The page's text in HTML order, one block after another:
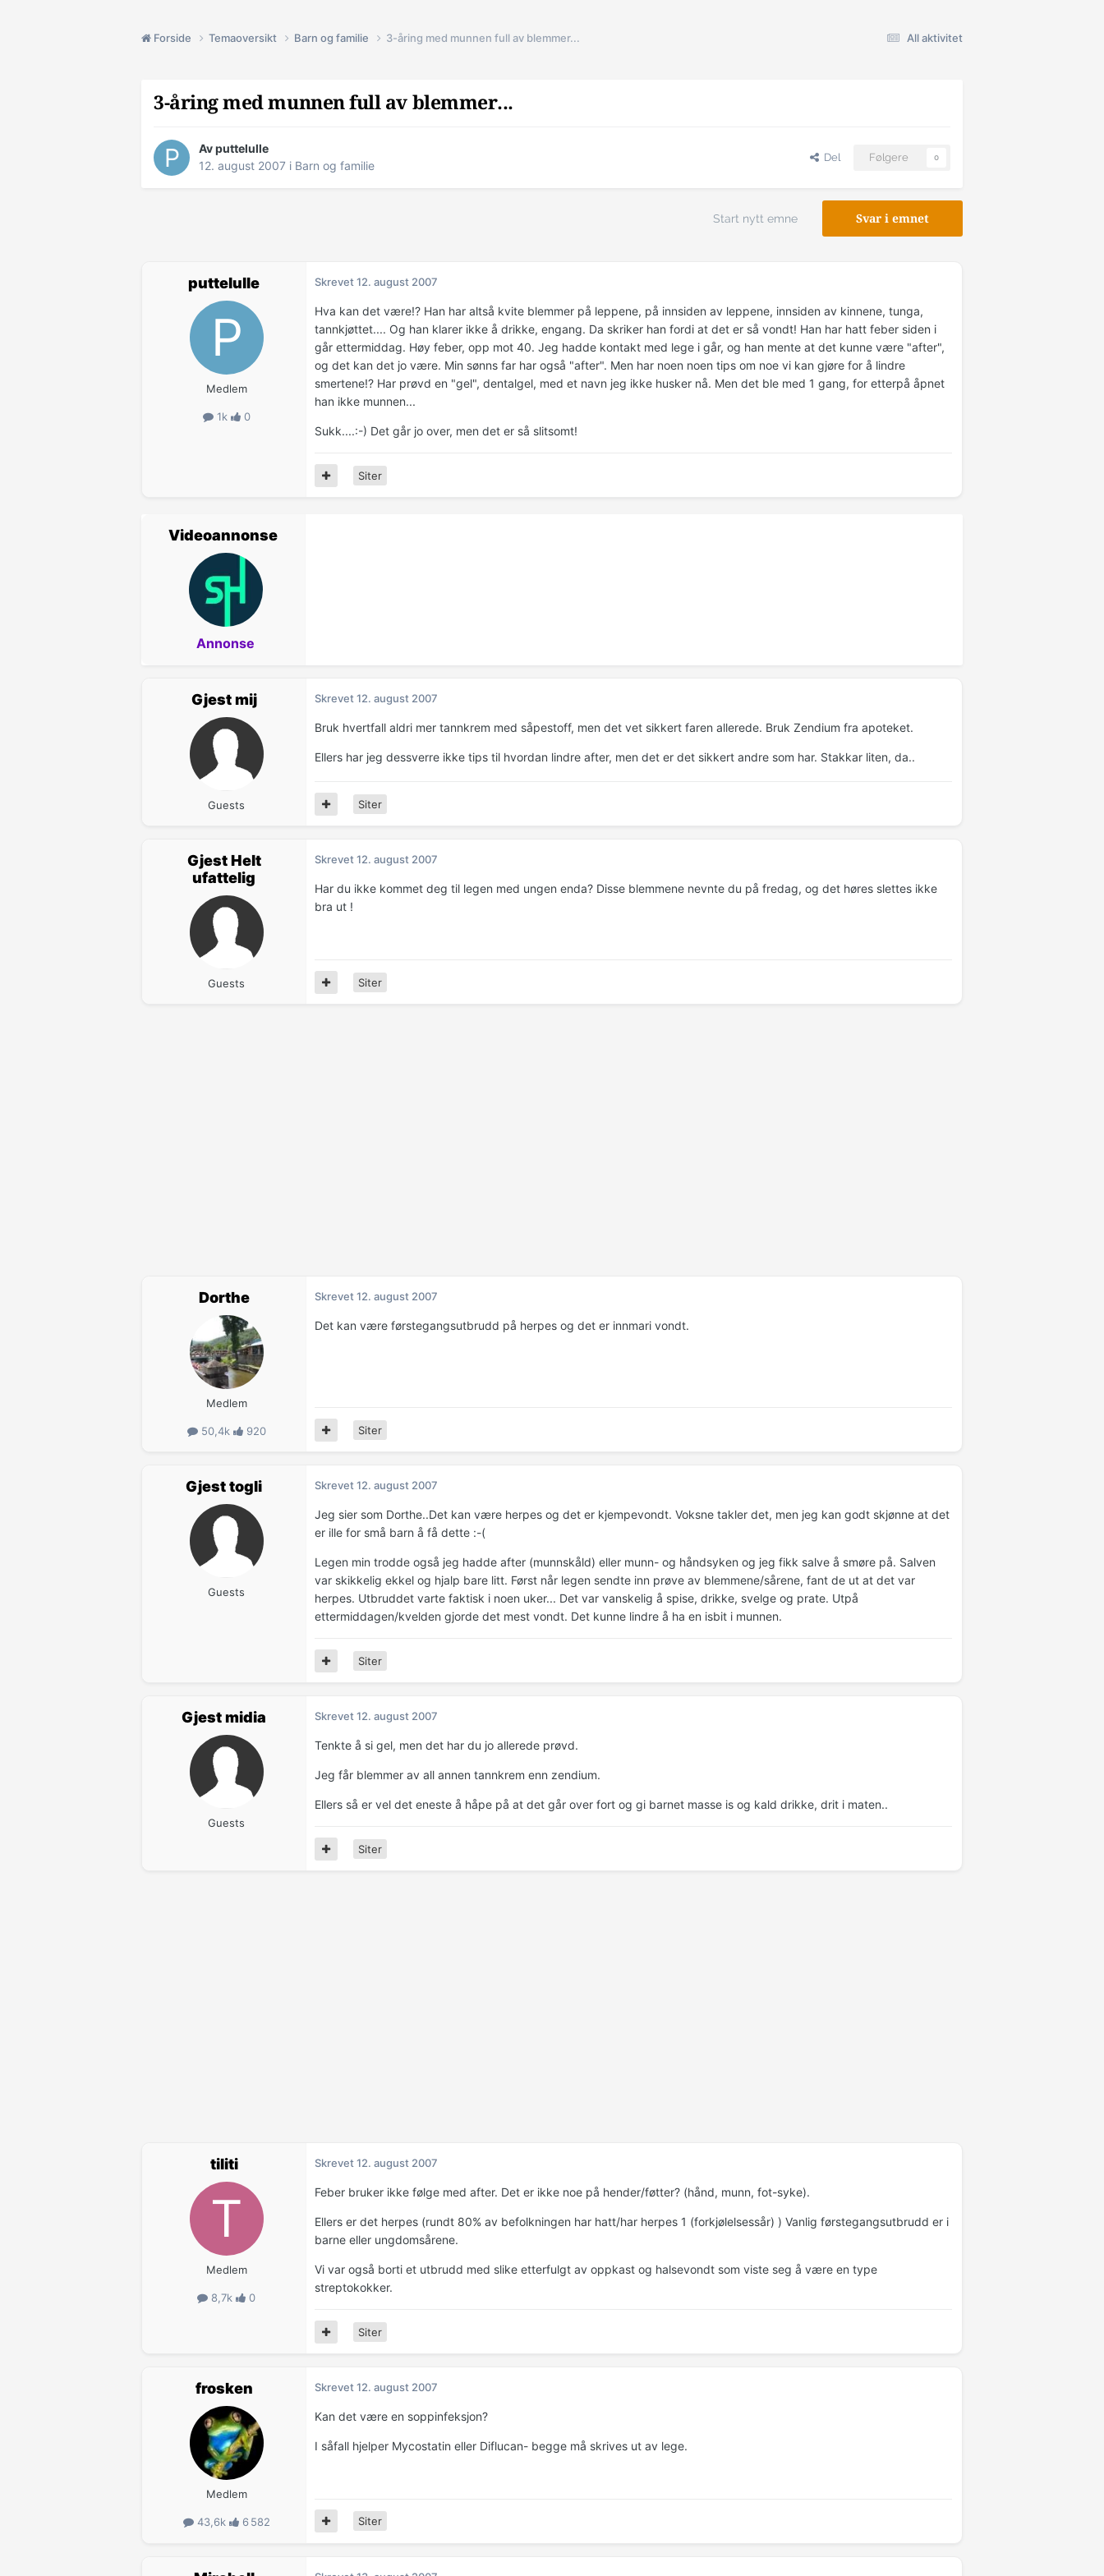
All aktivitet
Forside Temaoversikt Barn og familie 3-åring med munnen full av blemmer...
3-åring med munnen full av blemmer...
Av puttelulle
12. august 2007 i Barn og familie
Del Følgere 0
Svar i emnet
Start nytt emne
puttelulle
Medlem
1k 0
Skrevet12. august 2007
Hva kan det være!? Han har altså kvite blemmer på leppene, på innsiden av leppene, innsiden av kinnene, tunga,
tannkjøttet.... Og han klarer ikke å drikke, engang. Da skriker han fordi at det er så vondt! Han har hatt feber siden i
går ettermiddag. Høy feber, opp mot 40. Jeg hadde kontakt med lege i går, og han mente at det kunne være "after",
og det kan det jo være. Min sønns far har også "after". Men har noen noen tips om noe vi kan gjøre for å lindre
smertene!? Har prøvd en "gel", dentalgel, med et navn jeg ikke husker nå. Men det ble med 1 gang, for etterpå åpnet
han ikke munnen...
Sukk....:-) Det går jo over, men det er så slitsomt!
Siter
Videoannonse
Annonse
Gjest mij
Guests
Skrevet12. august 2007
Bruk hvertfall aldri mer tannkrem med såpestoff, men det vet sikkert faren allerede. Bruk Zendium fra apoteket.
Ellers har jeg dessverre ikke tips til hvordan lindre after, men det er det sikkert andre som har. Stakkar liten, da..
Siter
Gjest Helt
ufattelig
Guests
Skrevet12. august 2007
Har du ikke kommet deg til legen med ungen enda? Disse blemmene nevnte du på fredag, og det høres slettes ikke
bra ut !
Siter
Dorthe
Medlem
50,4k 920
Skrevet12. august 2007
Det kan være førstegangsutbrudd på herpes og det er innmari vondt.
Siter
Gjest togli
Guests
Skrevet12. august 2007
Jeg sier som Dorthe..Det kan være herpes og det er kjempevondt. Voksne takler det, men jeg kan godt skjønne at det
er ille for små barn å få dette :-(
Legen min trodde også jeg hadde after (munnskåld) eller munn- og håndsyken og jeg fikk salve å smøre på. Salven
var skikkelig ekkel og hjalp bare litt. Først når legen sendte inn prøve av blemmene/sårene, fant de ut at det var
herpes. Utbruddet varte faktisk i noen uker... Det var vanskelig å spise, drikke, svelge og prate. Utpå
ettermiddagen/kvelden gjorde det mest vondt. Det kunne lindre å ha en isbit i munnen.
Siter
Gjest midia
Guests
Skrevet12. august 2007
Tenkte å si gel, men det har du jo allerede prøvd.
Jeg får blemmer av all annen tannkrem enn zendium.
Ellers så er vel det eneste å håpe på at det går over fort og gi barnet masse is og kald drikke, drit i maten..
Siter
tiliti
Medlem
8,7k 0
Skrevet12. august 2007
Feber bruker ikke følge med after. Det er ikke noe på hender/føtter? (hånd, munn, fot-syke).
Ellers er det herpes (rundt 80% av befolkningen har hatt/har herpes 1 (forkjølelsessår) ) Vanlig førstegangsutbrudd er i
barne eller ungdomsårene.
Vi var også borti et utbrudd med slike etterfulgt av oppkast og halsevondt som viste seg å være en type
streptokokker.
Siter
frosken
Medlem
43,6k 6 582
Skrevet12. august 2007
Kan det være en soppinfeksjon?
I såfall hjelper Mycostatin eller Diflucan- begge må skrives ut av lege.
Siter